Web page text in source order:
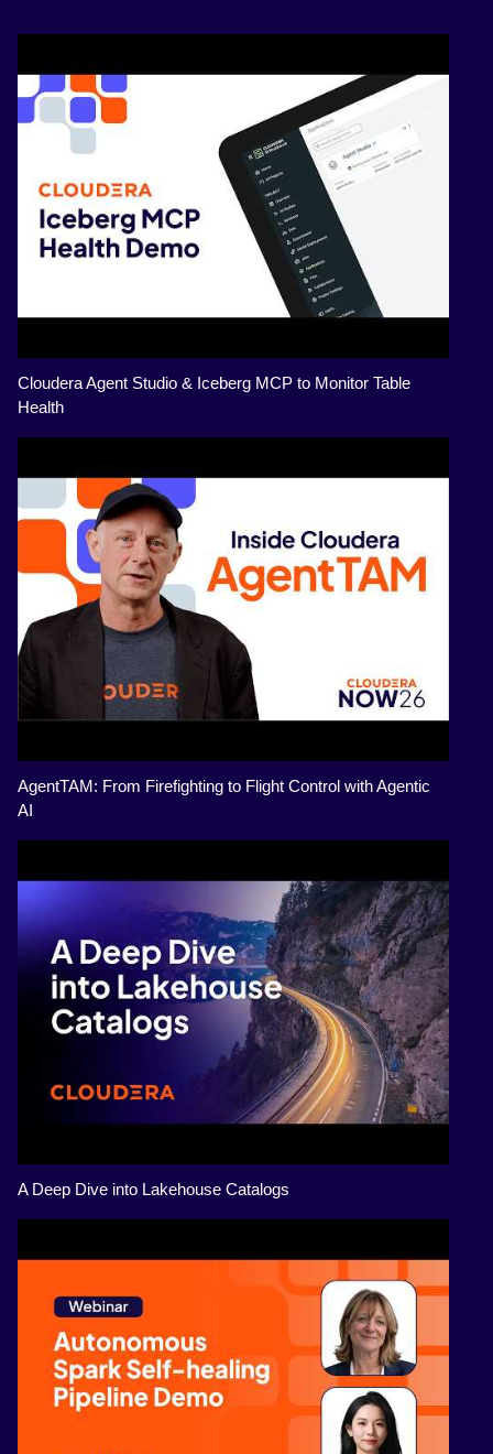
Cloudera Agent Studio & Iceberg MCP to Monitor Table
Health
AgentTAM: From Firefighting to Flight Control with Agentic
AI
A Deep Dive into Lakehouse Catalogs